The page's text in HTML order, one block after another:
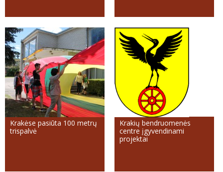
Krakėse pasiūta 100 metrų
trispalvė
Krakių bendruomenės
centre įgyvendinami
projektai